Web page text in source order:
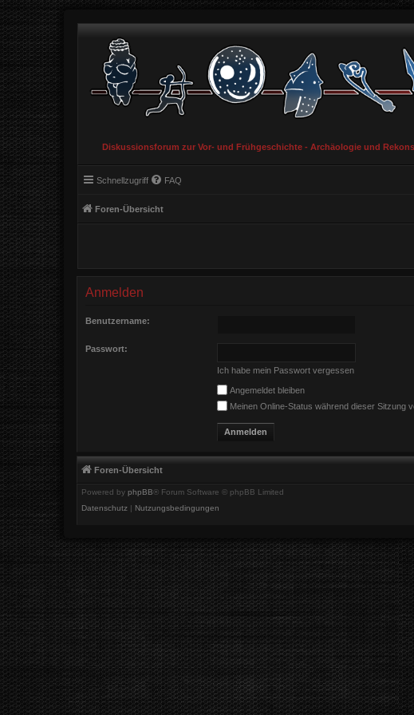
Diskussionsforum zur Vor- und Frühgeschichte - Archäologie und
Schnellzugriff FAQ
Foren-Übersicht
Anmelden
Benutzername:
Passwort:
Ich habe mein Passwort vergessen
Angemeldet bleiben
Meinen Online-Status während dieser Sitzung
Foren-Übersicht
Powered by phpBB® Forum Software © phpBB Limited
Datenschutz | Nutzungsbedingungen